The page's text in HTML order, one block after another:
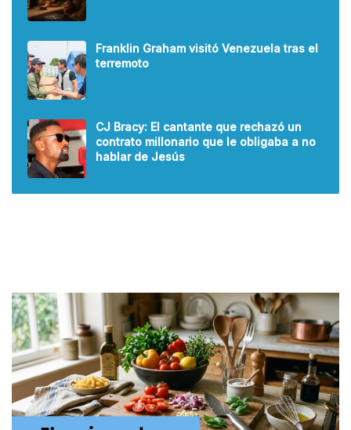
Franklin Graham visitó Venezuela tras el
terremoto
CJ Bracy: El cantante que rechazó un
contrato millonario que le obligaba a no
hablar de Jesús